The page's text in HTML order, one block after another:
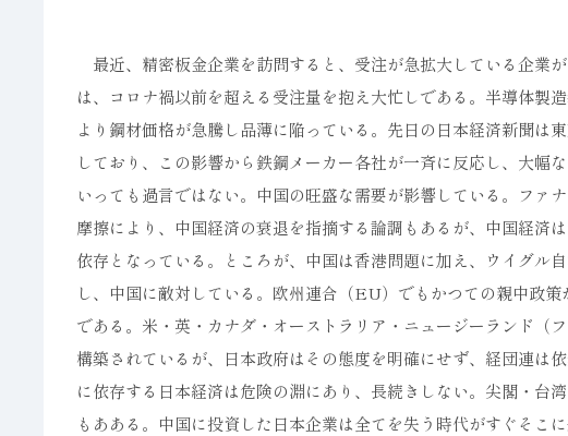
最近、精密板金企業を訪問すると、受注が急拡大している企業
は、コロナ禍以前を超える受注量を抱え大忙しである。半導体製
より鋼材価格が急騰し品薄に陥っている。先日の日本経済新聞は
しており、この影響から鉄鋼メーカー各社が一斉に反応し、大幅
いっても過言ではない。中国の旺盛な需要が影響している。ファ
摩擦により、中国経済の衰退を指摘する論調もあるが、中国経済
依存となっている。ところが、中国は香港問題に加え、ウイグル
し、中国に敵対している。欧州連合（EU）でもかつての親中政
である。米・英・カナダ・オーストラリア・ニュージーランド（
構築されているが、日本政府はその態度を明確にせず、経団連は
に依存する日本経済は危険の淵にあり、長続きしない。尖閣・台
もあある。中国に投資した日本企業は全てを失う時代がすぐそこに